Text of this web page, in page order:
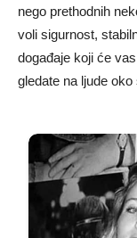
nego prethodnih
voli sigurnost,
događaje koji će
gledate na ljude